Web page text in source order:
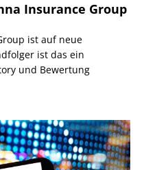
Insurance Group
ist auf neue
ist das ein
und Bewertung